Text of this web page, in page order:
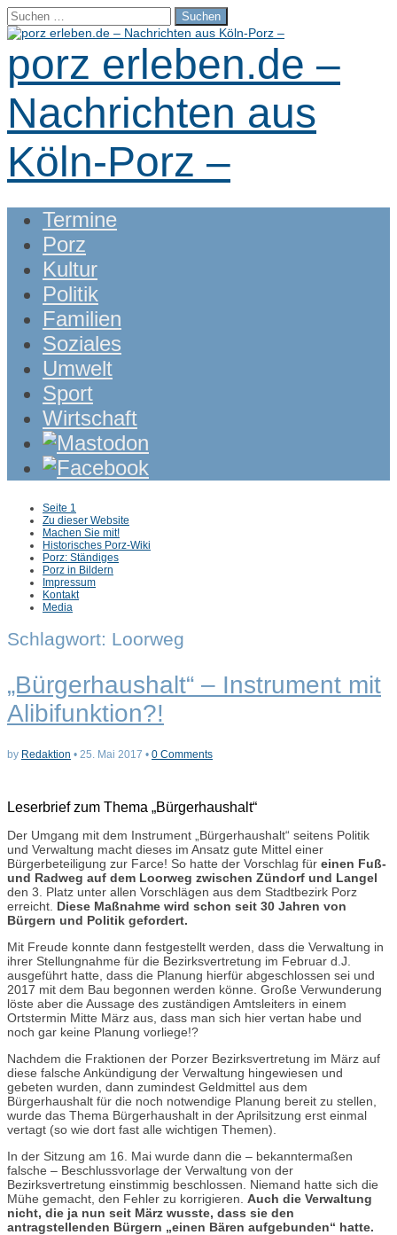
Suchen
nach:
porz erleben.de –
Nachrichten aus
Köln-Porz –
Main
menu
Skip
content
Termine
Porz
Kultur
Politik
Familien
Soziales
Umwelt
Sport
Wirtschaft
menu
Seite 1
Zu dieser Website
Machen Sie mit!
Historisches Porz-Wiki
Porz: Ständiges
Porz in Bildern
Impressum
Kontakt
Media
Schlagwort: Loorweg
„Bürgerhaushalt“ – Instrument mit
Alibifunktion?!
by Redaktion • 25. Mai 2017 • 0 Comments
Leserbriefzum Thema „Bürgerhaushalt“
Der Umgang mit dem Instrument „Bürgerhaushalt“ seitens Politik
und Verwaltung macht dieses im Ansatz gute Mittel einer
Bürgerbeteiligung zur Farce! So hatte der Vorschlag für einen Fuß-
und Radweg auf dem Loorweg zwischen Zündorf und Langel
den 3. Platz unter allen Vorschlägen aus dem Stadtbezirk Porz
erreicht. Diese Maßnahme wird schon seit 30 Jahren von
Bürgern und Politik gefordert.
Mit Freude konnte dann festgestellt werden, dass die Verwaltung in
ihrer Stellungnahme für die Bezirksvertretung im Februar d.J.
ausgeführt hatte, dass die Planung hierfür abgeschlossen sei und
2017 mit dem Bau begonnen werden könne. Große Verwunderung
löste aber die Aussage des zuständigen Amtsleiters in einem
Ortstermin Mitte März aus, dass man sich hier vertan habe und
noch gar keine Planung vorliege!?
Nachdem die Fraktionen der Porzer Bezirksvertretung im März auf
diese falsche Ankündigung der Verwaltung hingewiesen und
gebeten wurden, dann zumindest Geldmittel aus dem
Bürgerhaushalt für die noch notwendige Planung bereit zu stellen,
wurde das Thema Bürgerhaushalt in der Aprilsitzung erst einmal
vertagt (so wie dort fast alle wichtigen Themen).
In der Sitzung am 16. Mai wurde dann die – bekanntermaßen
falsche – Beschlussvorlage der Verwaltung von der
Bezirksvertretung einstimmig beschlossen. Niemand hatte sich die
Mühe gemacht, den Fehler zu korrigieren. Auch die Verwaltung
nicht, die ja nun seit März wusste, dass sie den
antragstellenden Bürgern „einen Bären aufgebunden“ hatte.